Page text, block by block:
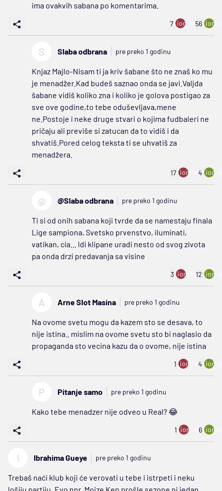
ima ovakvih sabana po komentarima.
7 ion:minus
56
S Slaba odbrana pre preko 1 godinu
Knjaz Majlo-Nisam ti ja kriv šabane što ne znaš ko mu
je menadžer.Kad budeš saznao onda se javi.Valjda
šabane vidiš koliko zna i koliko je golova postigao za
sve ove godine,to tebe oduševljava,mene
ne.Postoje i neke druge stvari o kojima fudbaleri ne
pričaju ali previše si zatucan da to vidiš i da
shvatiš.Pored celog teksta ti se uhvatiš za
menadžera.
17 ion:minus
4
@ @Slaba odbrana pre preko 1 godinu
Ti si od onih sabana koji tvrde da se namestaju finala
Lige sampiona, Svetsko prvenstvo, iluminati,
vatikan, cia... Idi klipane uradi nesto od svog zivota
pa onda drzi predavanja sa visine
3 ion:minus
12
A Arne Slot Masina pre preko 1 godinu
Na ovome svetu mogu da kazem sto se desava, to
nije istina.. mislim na ovome svetu sto bi naglasio da
propaganda sto vecina kazu da o ovome, nije istina
1 ion:minus
4
P Pitanje samo pre preko 1 godinu
Kako tebe menadzer nije odveo u Real? 😂
1 ion:minus
6
I Ibrahima Gueye pre preko 1 godinu
Trebaš naći klub koji će verovati u tebe i istrpeti i neku